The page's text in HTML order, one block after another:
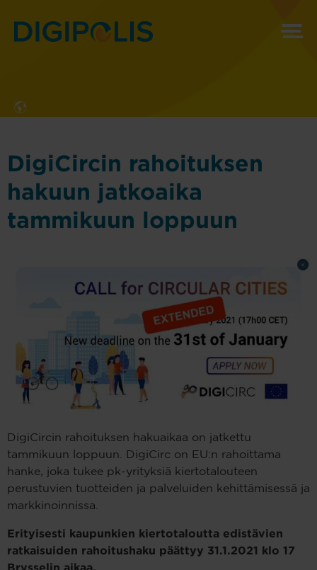
MENU
DigiCircin rahoituksen
hakuun jatkoaika
tammikuun loppuun
DigiCircin rahoituksen hakuaikaa on jatkettu
tammikuun loppuun.
DigiCirc on EU:n rahoittama
hanke, joka tukee pk-yrityksiä kiertotalouteen
perustuvien tuotteiden ja palveluiden kehittämisessä ja
markkinoinnissa.
Erityisesti kaupunkien kiertotaloutta edistävien
ratkaisuiden rahoitushaku päättyy 31.1.2021 klo 17